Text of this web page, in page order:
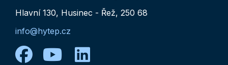
Hlavní 130, Husinec - Řež, 250 68
info@hytep.cz
facebook
youtube
linkedin